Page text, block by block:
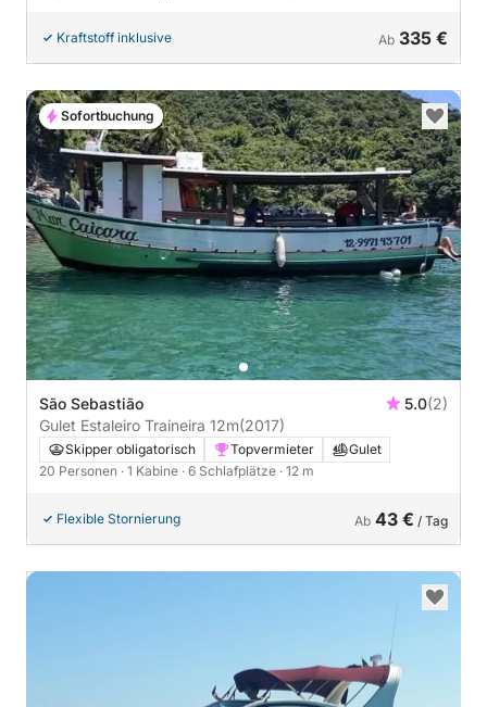
Kraftstoff inklusive Ab 335 €
São Sebastião 5.0(2)
Gulet Estaleiro Traineira 12m(2017)
Skipper obligatorisch Topvermieter
Gulet
20 Personen · 1 Kabine · 6 Schlafplätze · 12 m
Flexible Stornierung Ab 43 € / Tag
Sofortbuchung